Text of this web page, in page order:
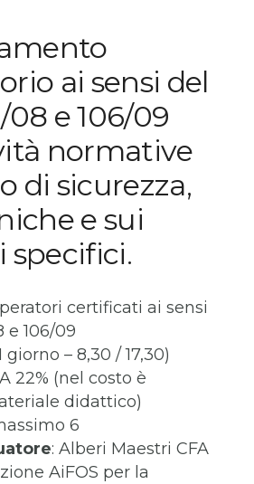
ai sensi del
08 e 106/09
normative
di sicurezza,
e sui
specifici.
certificati ai sensi
e 106/09
giorno – 8,30 / 17,30)
22% (nel costo è
didattico)
6
: Alberi Maestri CFA
AiFOS per la